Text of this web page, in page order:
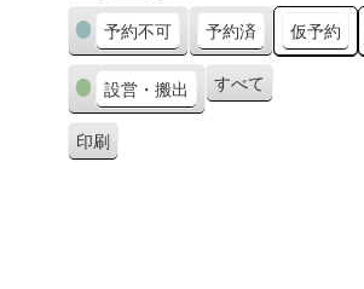
へ
へ
カ
テ
ゴ
リ
ー
予約不可 予約済 仮予約
設営・搬出 すべて
印刷